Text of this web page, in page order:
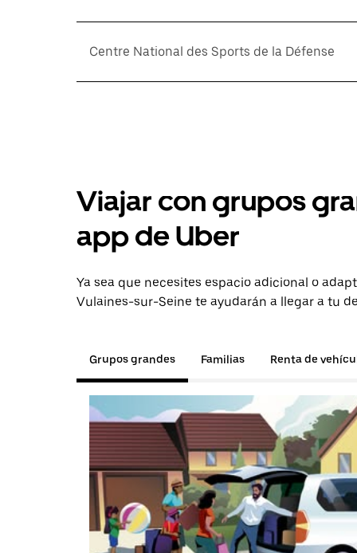
Centre National des Sports de la Défense
Viajar con grupos
app de Uber
Ya sea que necesites espacio adicional o
Vulaines-sur-Seine te ayudarán a llegar a tu
Grupos grandes Familias Renta de